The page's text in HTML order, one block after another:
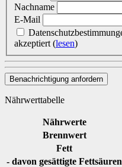
Nachname
E-Mail
akzeptiert (lesen)
Benachrichtigung anfordern
Nährwerttabelle
Nährwerte
Brennwert
Fett
- davon gesättigte Fettsäuren